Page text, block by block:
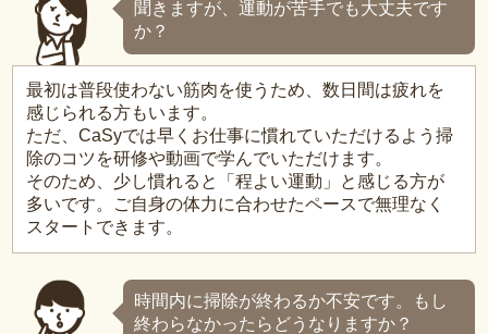
聞きますが、運動が苦手でも大丈夫です
か？
最初は普段使わない筋肉を使うため、数日間は疲れを
感じられる方もいます。
ただ、CaSyでは早くお仕事に慣れていただけるよう掃
除のコツを研修や動画で学んでいただけます。
そのため、少し慣れると「程よい運動」と感じる方が
多いです。ご自身の体力に合わせたペースで無理なく
スタートできます。
時間内に掃除が終わるか不安です。もし
終わらなかったらどうなりますか？